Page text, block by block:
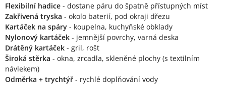
Flexibilní hadice - dostane páru do špatně přístupných míst
Zakřivená tryska - okolo baterií, pod okraji dřezu
Kartáček na spáry - koupelna, kuchyňské obklady
Nylonový kartáček - jemnější povrchy, varná deska
Drátěný kartáček - gril, rošt
Široká stěrka - okna, zrcadla, skleněné plochy (s textilním
návlekem)
Odměrka + trychtýř - rychlé doplňování vody